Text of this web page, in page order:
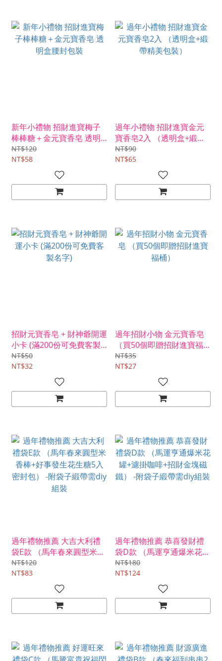
新年小禮物 招財進寶梅子
棒棒糖＋金元寶香皂 透明
盒腰封包裝
NT$120
NT$58
過年小禮物 招財進寶金元
寶香皂2入 （透明盒+緞帶
精美包裝）
NT$90
NT$65
招財元寶香皂 + 財神爺開運
小卡 (滿200份可免費客製
名字)
NT$50
NT$32
過年招財小物 金元寶香皂
（買50個即贈招財進寶福
桶）
NT$35
NT$27
過年禮物推薦 大吉大利禮
袋E款 （馬年春來圓型米香
棒+好事發生花生糖5入密
封包） -附袋子緞帶需diy組
NT$120
NT$83
過年禮物推薦 恭喜發財禮
袋D款 （馬運亨通爆米花罐
+濾掛咖啡+招財金塊磁
鐵） -附袋子緞帶需diy組裝
NT$180
NT$124